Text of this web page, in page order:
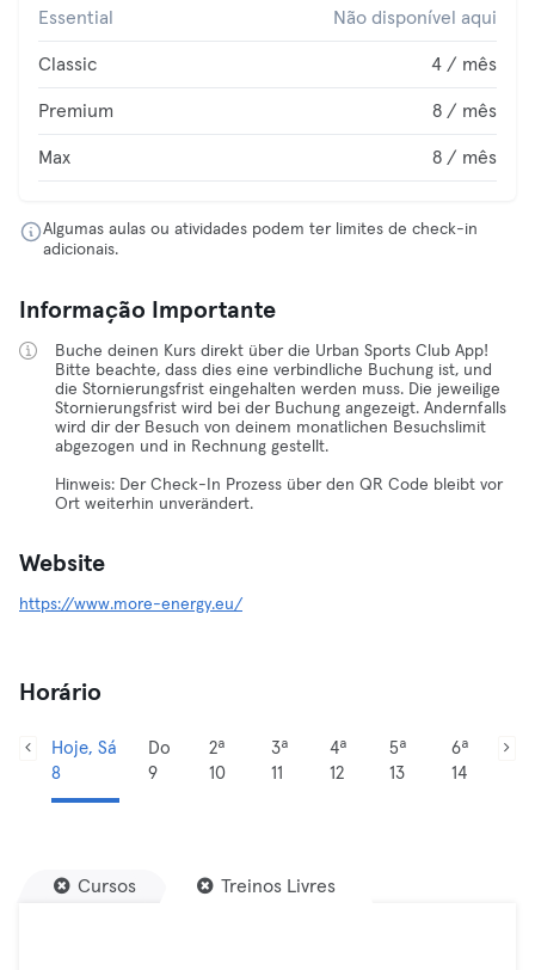
Essential Não disponível aqui
Classic 4 / mês
Premium 8 / mês
Max 8 / mês
Algumas aulas ou atividades podem ter limites de check-in
adicionais.
Informação Importante
Buche deinen Kurs direkt über die Urban Sports Club App!
Bitte beachte, dass dies eine verbindliche Buchung ist, und
die Stornierungsfrist eingehalten werden muss. Die jeweilige
Stornierungsfrist wird bei der Buchung angezeigt. Andernfalls
wird dir der Besuch von deinem monatlichen Besuchslimit
abgezogen und in Rechnung gestellt.
Hinweis: Der Check-In Prozess über den QR Code bleibt vor
Ort weiterhin unverändert.
Website
https://www.more-energy.eu/
Horário
Hoje, Sá
8
Do
9
2ª
10
3ª
11
4ª
12
5ª
13
6ª
14
Cursos Treinos Livres